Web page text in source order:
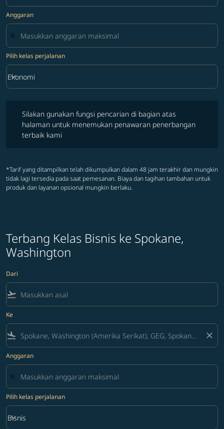
Anggaran
Pilih kelas perjalanan
Pilih kelas perjalanan option Ekonomi Selected
Ekonomi
keyboard_arrow_down
Silakan gunakan fungsi pencarian di bagian atas
halaman untuk menemukan penawaran penerbangan
terbaik kami
*Tarif yang ditampilkan telah dikumpulkan dalam 48 jam terakhir dan mungkin
tidak lagi tersedia pada saat pemesanan. Biaya dan tagihan tambahan untuk
produk dan layanan opsional mungkin berlaku.
Terbang Kelas Bisnis ke Spokane,
Washington
Dari
flight_takeoff
Ke
flight_land close
Anggaran
Pilih kelas perjalanan
Pilih kelas perjalanan option Bisnis Selected
Bisnis
keyboard_arrow_down